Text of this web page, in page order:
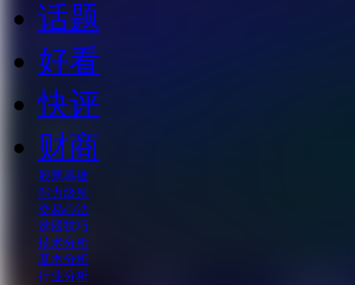
话题
好看
快评
财商
股票基础
能力级别
交易心法
选股技巧
技术分析
基本分析
行业分析